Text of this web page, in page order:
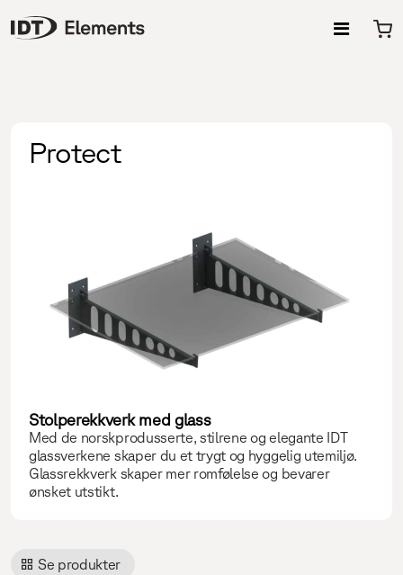
Protect
Stolperekkverk med glass
Med de norskprodusserte, stilrene og elegante IDT
glassverkene skaper du et trygt og hyggelig utemiljø.
Glassrekkverk skaper mer romfølelse og bevarer
ønsket utstikt.
Se produkter